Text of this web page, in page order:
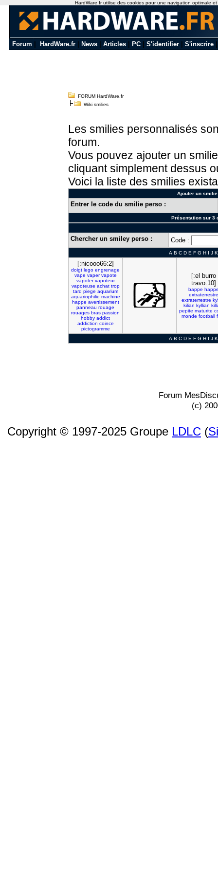
Forum HardWare.fr News Articles PC S'identifier S'inscrire
FORUM HardWare.fr
Wiki smilies
Les smilies personnalisés
forum.
Vous pouvez ajouter un
cliquant simplement dessus
Voici la liste des smilies
Ajouter un
Entrer le code du smilie perso :
Présentation sur 3
Chercher un smiley perso : Code :
A B C D E F G H I J K
[:nicooo66:2]
doigt lego engrenage
vape vaper vapote
vapoter vapoteur
vapoteuse achat trop
tard piege aquarium
aquariophilie machine
happe avertissement
panneau rouage
rouages bras passion
hobby addict
addiction coince
pictogramme
[:el burro
travo:10]
bappe
extraterrestre
extraterrestre
kilian kyllian
pepite maturite
monde football
A B C D E F G H I J K
Forum
(c)
Copyright © 1997-2025 Groupe LDLC (
HardWare.fr utilise des cookies pour une navigation optimale